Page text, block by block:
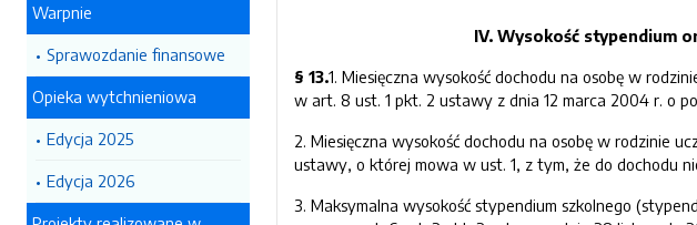
Warpnie
Sprawozdanie finansowe
Opieka wytchnieniowa
Edycja 2025
Edycja 2026
IV. Wysokość stypendium
§ 13.1. Miesięczna wysokość dochodu na osobę w
w art. 8 ust. 1 pkt. 2 ustawy z dnia 12 marca 2004 r. o
2. Miesięczna wysokość dochodu na osobę w rodzinie
ustawy, o której mowa w ust. 1, z tym, że do dochodu
3. Maksymalna wysokość stypendium szkolnego